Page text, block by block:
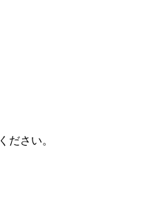
ください。